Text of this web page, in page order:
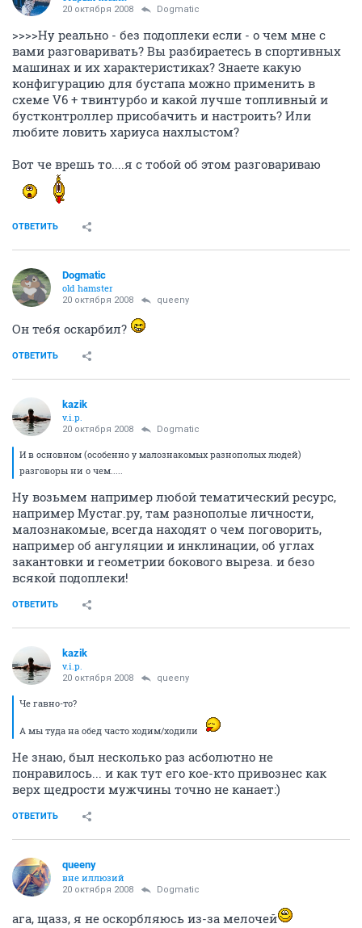
20 октября 2008 Dogmatic
>>>>Ну реально - без подоплеки если - о чем мне с
вами разговаривать? Вы разбираетесь в спортивных
машинах и их характеристиках? Знаете какую
конфигурацию для бустапа можно применить в
схеме V6 + твинтурбо и какой лучше топливный и
бустконтроллер присобачить и настроить? Или
любите ловить хариуса нахлыстом?
Вот че врешь то....я с тобой об этом разговариваю
ОТВЕТИТЬ
Dogmatic
old hamster
20 октября 2008 queeny
Он тебя оскарбил?
ОТВЕТИТЬ
kazik
v.i.p.
20 октября 2008 Dogmatic
И в основном (особенно у малознакомых разнополых людей)
разговоры ни о чем.....
Ну возьмем например любой тематический ресурс,
например Мустаг.ру, там разнополые личности,
малознакомые, всегда находят о чем поговорить,
например об ангуляции и инклинации, об углах
закантовки и геометрии бокового выреза. и безо
всякой подоплеки!
ОТВЕТИТЬ
kazik
v.i.p.
20 октября 2008 queeny
Че гавно-то?
А мы туда на обед часто ходим/ходили
Не знаю, был несколько раз асболютно не
понравилось... и как тут его кое-кто привознес как
верх щедрости мужчины точно не канает:)
ОТВЕТИТЬ
queeny
вне иллюзий
20 октября 2008 Dogmatic
ага, щазз, я не оскорбляюсь из-за мелочей